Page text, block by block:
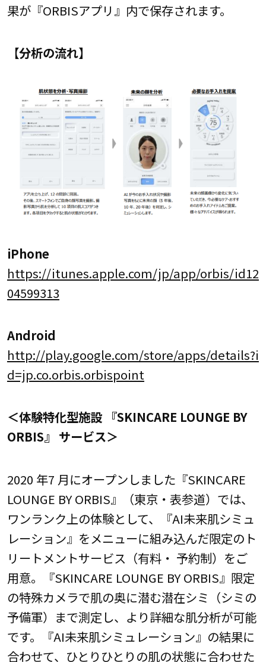
果が『ORBISアプリ』内で保存されます。
【分析の流れ】
iPhone
https://itunes.apple.com/jp/app/orbis/id12
04599313
Android
http://play.google.com/store/apps/details?i
d=jp.co.orbis.orbispoint
＜体験特化型施設 『SKINCARE LOUNGE BY
ORBIS』 サービス＞
2020 年7 月にオープンしました『SKINCARE
LOUNGE BY ORBIS』（東京・表参道）では、
ワンランク上の体験として、『AI未来肌シミュ
レーション』をメニューに組み込んだ限定のト
リートメントサービス（有料・ 予約制）をご
用意。『SKINCARE LOUNGE BY ORBIS』限定
の特殊カメラで肌の奥に潜む潜在シミ（シミの
予備軍）まで測定し、より詳細な肌分析が可能
です。『AI未来肌シミュレーション』の結果に
合わせて、ひとりひとりの肌の状態に合わせた